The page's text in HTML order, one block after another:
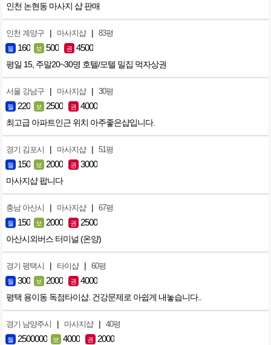
인천 논현동 마사지 샵 판매
인천 계양구 | 마사지샵 | 83평
월 160 보 500 권 4500
평일 15, 주말20~30명 호텔/모텔 밀집 먹자상권
서울 강남구 | 마사지샵 | 30평
월 220 보 2500 권 4000
최고급 아파트인근 위치 아주좋은샵입니다.
경기 김포시 | 마사지샵 | 51평
월 150 보 2000 권 3000
마사지샵 팝니다
충남 아산시 | 마사지샵 | 67평
월 150 보 2000 권 2500
아산시외버스 터미널 (온양)
경기 평택시 | 타이샵 | 60평
월 300 보 2000 권 4000
평택 용이동 독점타이샵. 건강문제로 아쉽게 내놓습니다..
경기 남양주시 | 마사지샵 | 40평
월 2500000 보 4000 권 2000